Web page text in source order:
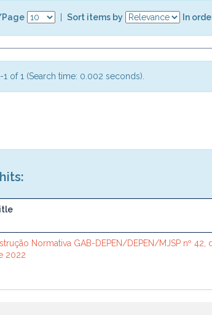
Sort items by In
1 of 1 (Search time: 0.002 seconds).
Normativa GAB-DEPEN/DEPEN/MJSP nº
2022